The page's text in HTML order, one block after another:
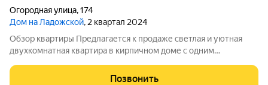
Огородная улица,174
Дом на Ладожской, 2 квартал 2024
Обзор квартиры Предлагается к продаже светлая и уютная
двухкомнатная квартира в кирпичном доме с одним
Ключевые особенности квартиры Ремонт: выполнен
Позвонить